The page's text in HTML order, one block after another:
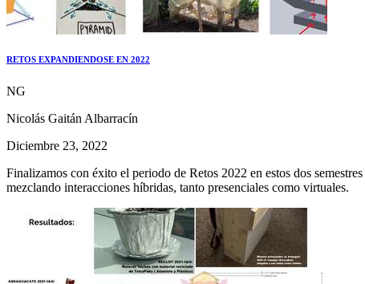
RETOS EXPANDIENDOSE EN 2022
NG
Nicolás Gaitán Albarracín
Diciembre 23, 2022
Finalizamos con éxito el periodo de Retos 2022 en estos dos
mezclando interacciones híbridas, tanto presenciales como virtuales.